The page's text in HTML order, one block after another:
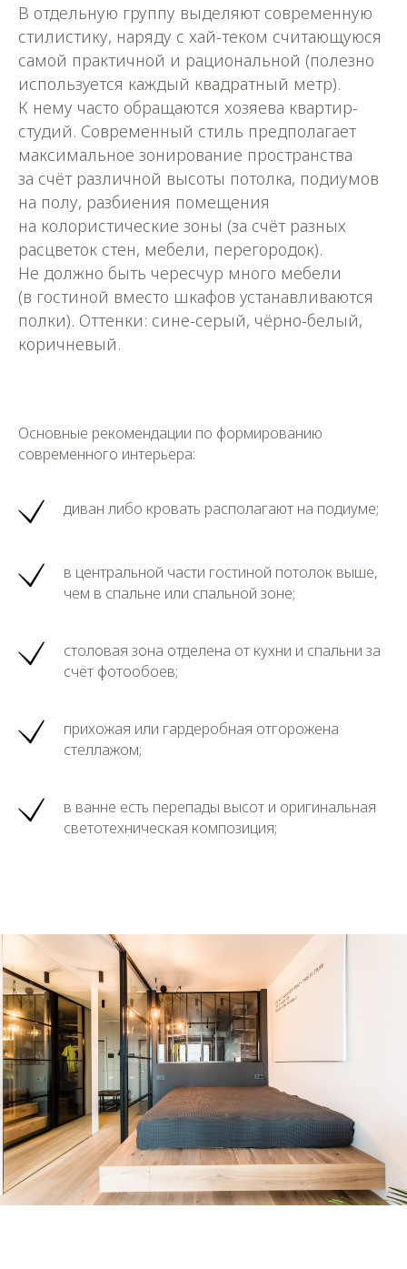
В отдельную группу выделяют современную
стилистику, наряду с хай-теком считающуюся
самой практичной и рациональной (полезно
используется каждый квадратный метр).
К нему часто обращаются хозяева квартир-
студий. Современный стиль предполагает
максимальное зонирование пространства
за счёт различной высоты потолка, подиумов
на полу, разбиения помещения
на колористические зоны (за счёт разных
расцветок стен, мебели, перегородок).
Не должно быть чересчур много мебели
(в гостиной вместо шкафов устанавливаются
полки). Оттенки: сине-серый, чёрно-белый,
коричневый.
Основные рекомендации по формированию
современного интерьера:
диван либо кровать располагают на подиуме;
в центральной части гостиной потолок выше,
чем в спальне или спальной зоне;
столовая зона отделена от кухни и спальни за
счёт фотообоев;
прихожая или гардеробная отгорожена
стеллажом;
в ванне есть перепады высот и оригинальная
светотехническая композиция;